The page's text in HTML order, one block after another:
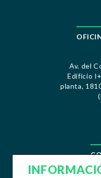
Av. del
Edificio
planta,